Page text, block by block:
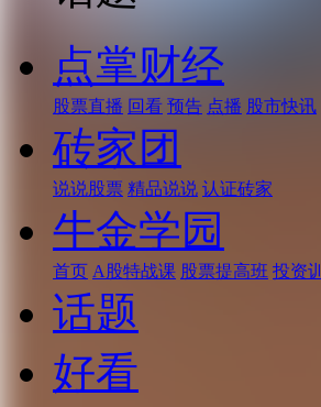
点掌财经
股票直播 回看 预告 点播 股市快讯
砖家团
说说股票 精品说说 认证砖家
牛金学园
首页 A股特战课 股票提高班 投资
话题
好看